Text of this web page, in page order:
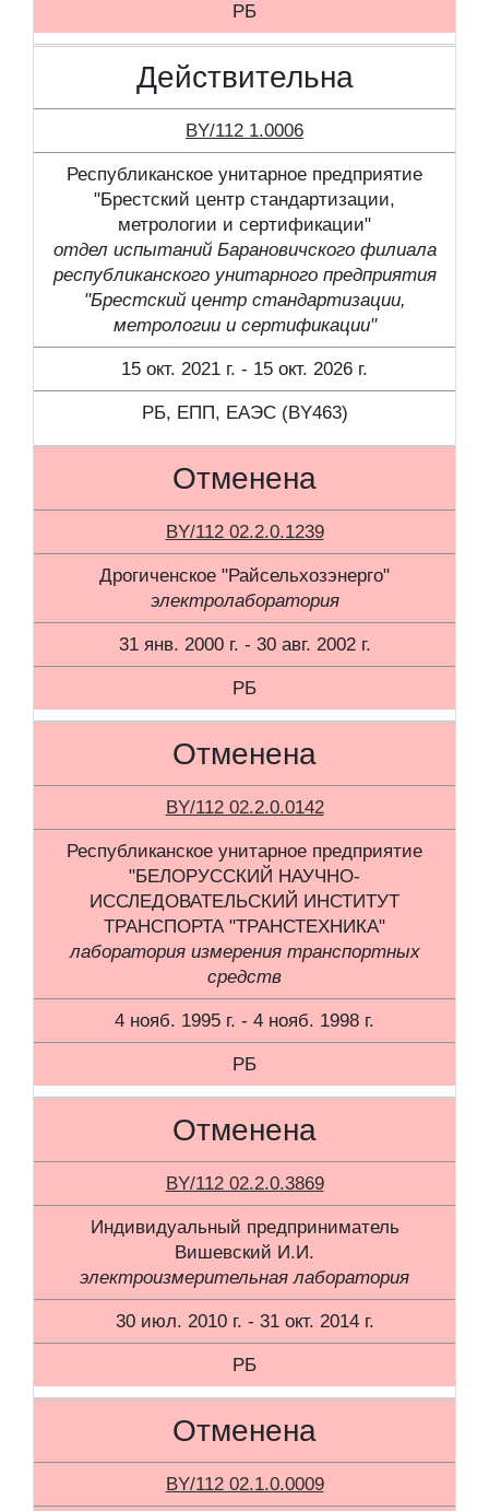
РБ
Действительна
BY/112 1.0006
Республиканское унитарное предприятие
"Брестский центр стандартизации,
метрологии и сертификации"
отдел испытаний Барановичского филиала
республиканского унитарного предприятия
"Брестский центр стандартизации,
метрологии и сертификации"
15 окт. 2021 г. - 15 окт. 2026 г.
РБ, ЕПП, ЕАЭС (BY463)
Отменена
BY/112 02.2.0.1239
Дрогиченское "Райсельхозэнерго"
электролаборатория
31 янв. 2000 г. - 30 авг. 2002 г.
РБ
Отменена
BY/112 02.2.0.0142
Республиканское унитарное предприятие
"БЕЛОРУССКИЙ НАУЧНО-
ИССЛЕДОВАТЕЛЬСКИЙ ИНСТИТУТ
ТРАНСПОРТА "ТРАНСТЕХНИКА"
лаборатория измерения транспортных
средств
4 нояб. 1995 г. - 4 нояб. 1998 г.
РБ
Отменена
BY/112 02.2.0.3869
Индивидуальный предприниматель
Вишевский И.И.
электроизмерительная лаборатория
30 июл. 2010 г. - 31 окт. 2014 г.
РБ
Отменена
BY/112 02.1.0.0009